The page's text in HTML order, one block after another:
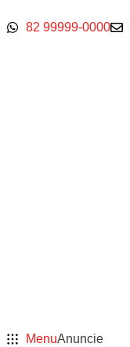
82 99999-0000
MenuAnuncie